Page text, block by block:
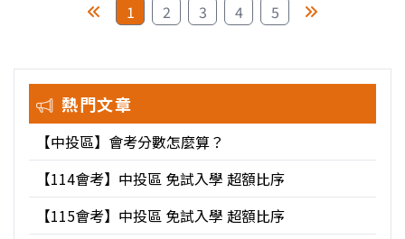
1 2 3 4 5
熱門文章
【中投區】會考分數怎麼算？
【114會考】中投區 免試入學 超額比序
【115會考】中投區 免試入學 超額比序